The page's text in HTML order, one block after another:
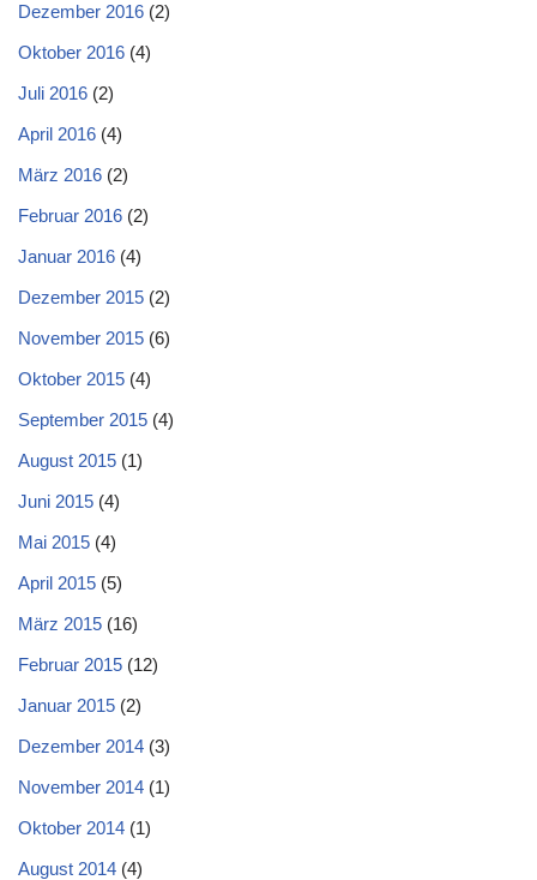
Dezember 2016 (2)
Oktober 2016 (4)
Juli 2016 (2)
April 2016 (4)
März 2016 (2)
Februar 2016 (2)
Januar 2016 (4)
Dezember 2015 (2)
November 2015 (6)
Oktober 2015 (4)
September 2015 (4)
August 2015 (1)
Juni 2015 (4)
Mai 2015 (4)
April 2015 (5)
März 2015 (16)
Februar 2015 (12)
Januar 2015 (2)
Dezember 2014 (3)
November 2014 (1)
Oktober 2014 (1)
August 2014 (4)